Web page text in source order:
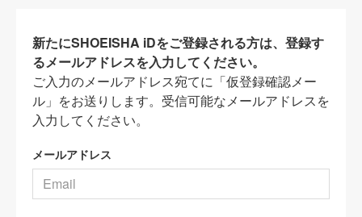
新たにSHOEISHA iDをご登録される方は、登録す
るメールアドレスを入力してください。
ご入力のメールアドレス宛てに「仮登録確認メー
ル」をお送りします。受信可能なメールアドレスを
入力してください。
メールアドレス